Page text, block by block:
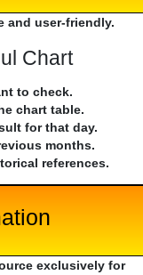
and user-friendly.
Chart
to check.
chart table.
for that day.
months.
references.
exclusively for